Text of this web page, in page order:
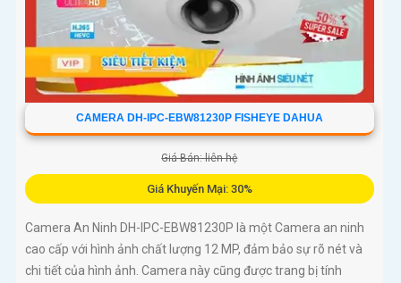
CAMERA DH-IPC-EBW81230P FISHEYE DAHUA
Giá Bán: liên hệ
Giá Khuyến Mại: 30%
Camera An Ninh DH-IPC-EBW81230P là một Camera an ninh
cao cấp với hình ảnh chất lượng 12 MP, đảm bảo sự rõ nét và
chi tiết của hình ảnh. Camera này cũng được trang bị tính